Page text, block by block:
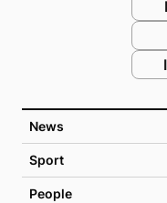
News
Sport
People